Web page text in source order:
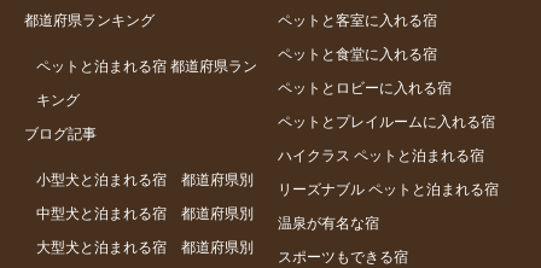
都道府県ランキング
ペットと泊まれる宿 都道府県ラン
キング
ブログ記事
小型犬と泊まれる宿 都道府県別
中型犬と泊まれる宿 都道府県別
大型犬と泊まれる宿 都道府県別
ペットと客室に入れる宿
ペットと食堂に入れる宿
ペットとロビーに入れる宿
ペットとプレイルームに入れる宿
ハイクラス ペットと泊まれる宿
リーズナブル ペットと泊まれる宿
温泉が有名な宿
スポーツもできる宿